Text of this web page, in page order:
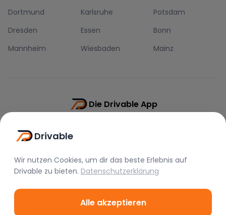
Dortmund
Karlsruhe
Potsdam
Dresden
Essen
Bonn
Mannheim
Wiesbaden Mainz
Die Drivable App
Drivable
Wir nutzen Cookies, um dir das beste Erlebnis auf
Drivable zu bieten. Datenschutzerklärung
Alle akzeptieren